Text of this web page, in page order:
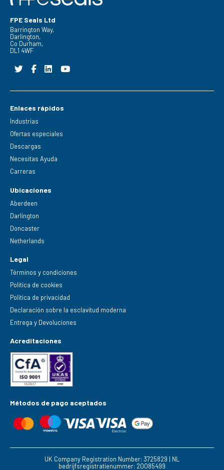
FPE Seals Ltd
Barrington Way,
Darlington,
Co Durham,
DL1 4WF
Enlaces rápidos
Industrias
Ofertas especiales
Descargas
Necesitas Ayuda
Carreras
Ubicaciones
Aberdeen
Darlington
Doncaster
Netherlands
Legal
Términos y condiciones
Política de cookies
Política de privacidad
Declaración sobre la esclavitud moderna
Entrega y Devoluciones
Acreditaciones
Métodos de pago aceptados
UK Company Registration Number: 3725829 | NL
bedrijfsregistratienummer: 20085499